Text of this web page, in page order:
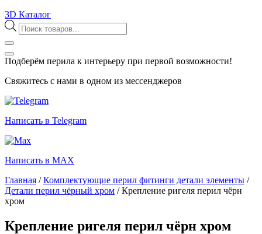
3D Каталог
Поиск
товаров
Подберём перила к интерьеру при первой возможности!
Свяжитесь с нами в одном из мессенджеров
Написать в Telegram
Написать в MAX
Главная /Комплектующие перил фитинги детали элементы /
Детали перил чёрный хром /Крепление ригеля перил чёрн
хром
Крепление ригеля перил чёрн хром